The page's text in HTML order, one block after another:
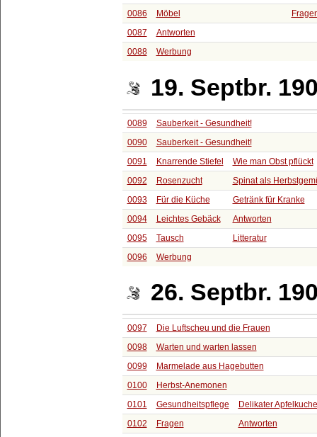
0086 Möbel
0087
Antworten
0088
Werbung
19. Septbr.
0089
Sauberkeit - Gesundheit!
0090
Sauberkeit - Gesundheit!
0091
Knarrende Stiefel
Wie man Obst pflückt
0092
Rosenzucht
Spinat als
0093
Für die Küche
Getränk für Kranke
0094
Leichtes Gebäck
Antworten
0095
Tausch
Litteratur
0096
Werbung
26. Septbr.
0097
Die Luftscheu und die Frauen
0098
Warten und warten lassen
0099
Marmelade aus Hagebutten
0100
Herbst-Anemonen
0101
Gesundheitspflege
Delikater
0102
Fragen
Antworten